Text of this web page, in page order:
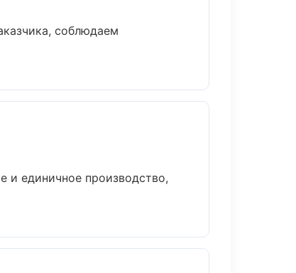
соблюдаем
и единичное производство,